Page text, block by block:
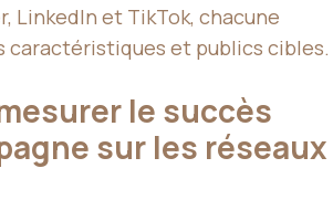
LinkedIn et TikTok, chacune
caractéristiques et publics cibles.
le succès
sur les réseaux